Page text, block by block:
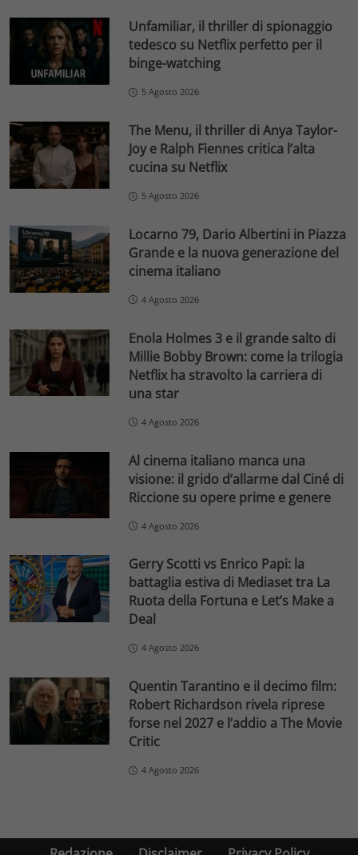
Unfamiliar, il thriller di spionaggio
tedesco su Netflix perfetto per il
binge-watching
5 Agosto 2026
The Menu, il thriller di Anya Taylor-
Joy e Ralph Fiennes critica l’alta
cucina su Netflix
5 Agosto 2026
Locarno 79, Dario Albertini in Piazza
Grande e la nuova generazione del
cinema italiano
4 Agosto 2026
Enola Holmes 3 e il grande salto di
Millie Bobby Brown: come la trilogia
Netflix ha stravolto la carriera di
una star
4 Agosto 2026
Al cinema italiano manca una
visione: il grido d’allarme dal Ciné di
Riccione su opere prime e genere
4 Agosto 2026
Gerry Scotti vs Enrico Papi: la
battaglia estiva di Mediaset tra La
Ruota della Fortuna e Let’s Make a
Deal
4 Agosto 2026
Quentin Tarantino e il decimo film:
Robert Richardson rivela riprese
forse nel 2027 e l’addio a The Movie
Critic
4 Agosto 2026